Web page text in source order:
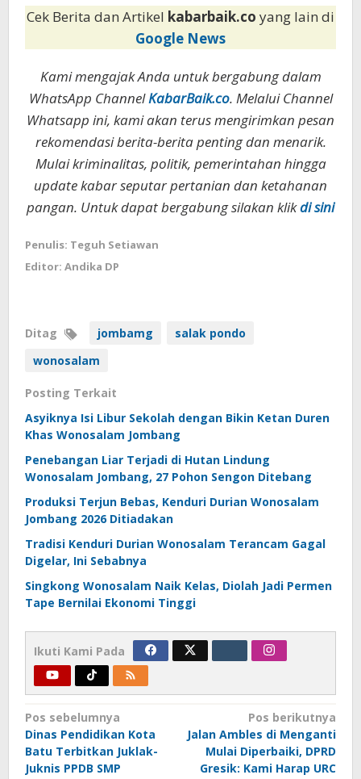
Cek Berita dan Artikel kabarbaik.co yang lain di
Google News
Kami mengajak Anda untuk bergabung dalam
WhatsApp ChannelKabarBaik.co. Melalui Channel
Whatsapp ini, kami akan terus mengirimkan pesan
rekomendasi berita-berita penting dan menarik.
Mulai kriminalitas, politik, pemerintahan hingga
update kabar seputar pertanian dan ketahanan
pangan. Untuk dapat bergabung silakan klikdi sini
Penulis: Teguh Setiawan
Editor: Andika DP
Ditag jombamg
salak pondo
wonosalam
Posting Terkait
Asyiknya Isi Libur Sekolah dengan Bikin Ketan Duren
Khas Wonosalam Jombang
Penebangan Liar Terjadi di Hutan Lindung
Wonosalam Jombang, 27 Pohon Sengon Ditebang
Produksi Terjun Bebas, Kenduri Durian Wonosalam
Jombang 2026 Ditiadakan
Tradisi Kenduri Durian Wonosalam Terancam Gagal
Digelar, Ini Sebabnya
Singkong Wonosalam Naik Kelas, Diolah Jadi Permen
Tape Bernilai Ekonomi Tinggi
Ikuti Kami Pada
Navigasi
pos
Pos sebelumnya
Dinas Pendidikan Kota
Batu Terbitkan Juklak-
Juknis PPDB SMP
Pos berikutnya
Jalan Ambles di Menganti
Mulai Diperbaiki, DPRD
Gresik: Kami Harap URC